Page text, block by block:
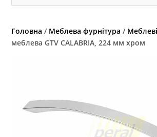
Головна / Меблева фурнітура /
меблева GTV CALABRIA, 224 мм хром